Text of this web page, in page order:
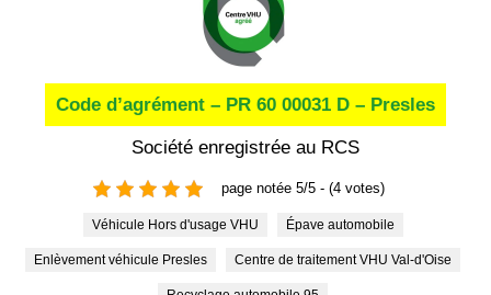
Code d’agrément – PR 60 00031 D – Presles
Société enregistrée au RCS
page notée 5/5 - (4 votes)
Véhicule Hors d'usage VHU Épave automobile
Enlèvement véhicule Presles Centre de traitement VHU Val-d'Oise